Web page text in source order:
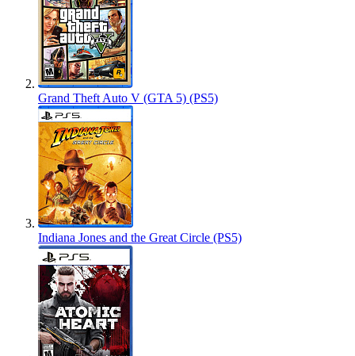
Grand Theft Auto V (GTA 5) (PS5)
Indiana Jones and the Great Circle (PS5)